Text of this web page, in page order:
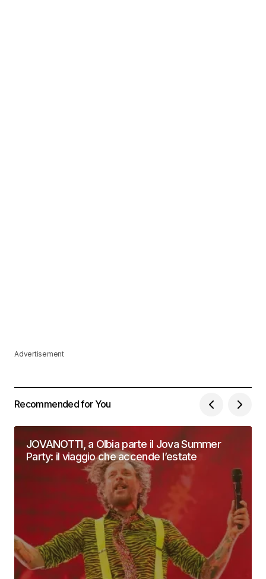
Advertisement
Recommended for You
JOVANOTTI, a Olbia parte il Jova Summer
Party: il viaggio che accende l’estate